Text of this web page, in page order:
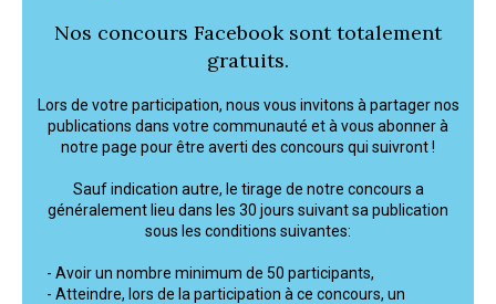
Nos concours Facebook sont totalement
gratuits.
Lors de votre participation, nous vous invitons à partager nos
publications dans votre communauté et à vous abonner à
notre page pour être averti des concours qui suivront !
Sauf indication autre, le tirage de notre concours a
généralement lieu dans les 30 jours suivant sa publication
sous les conditions suivantes:
- Avoir un nombre minimum de 50 participants,
- Atteindre, lors de la participation à ce concours, un